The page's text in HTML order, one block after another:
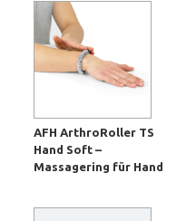
AFH ArthroRoller TS
Hand Soft –
Massagering für Hand